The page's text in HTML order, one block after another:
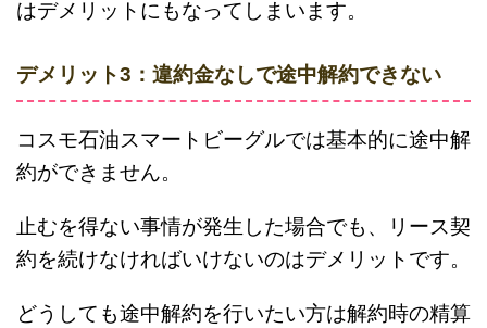
はデメリットにもなってしまいます。
デメリット3：違約金なしで途中解約できない
コスモ石油スマートビーグルでは基本的に途中解
約ができません。
止むを得ない事情が発生した場合でも、リース契
約を続けなければいけないのはデメリットです。
どうしても途中解約を行いたい方は解約時の精算